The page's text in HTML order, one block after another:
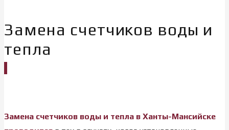
Замена счетчиков воды и
тепла
Замена счетчиков воды и тепла в Ханты-Мансийске